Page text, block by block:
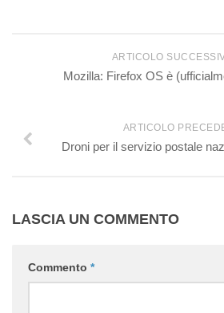
ARTICOLO
Mozilla: Firefox OS è
ARTICOLO
Droni per il servizio postale
LASCIA UN COMMENTO
Commento *